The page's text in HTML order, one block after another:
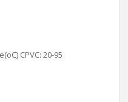
CPVC: 20-95